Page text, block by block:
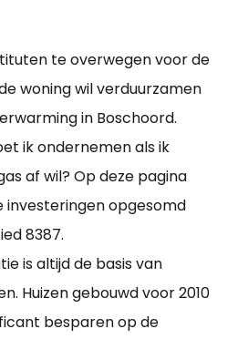
te overwegen voor de
woning wil verduurzamen
in Boschoord.
ik ondernemen als ik
af wil? Op deze pagina
investeringen opgesomd
8387.
is altijd de basis van
Huizen gebouwd voor 2010
besparen op de